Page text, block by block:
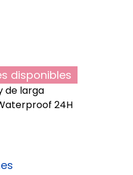
disponibles
de larga
24H